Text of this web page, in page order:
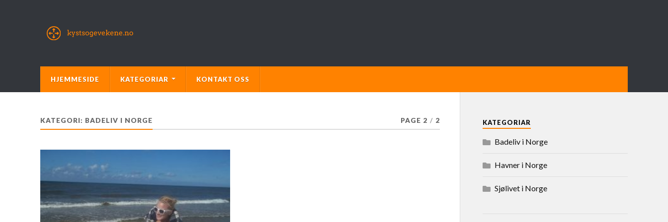
HJEMMESIDE KATEGORIAR KONTAKT OSS
KATEGORI: BADELIV I NORGE PAGE 2 / 2 KATEGORIAR
Badeliv i Norge
Havner i Norge
Sjølivet i Norge